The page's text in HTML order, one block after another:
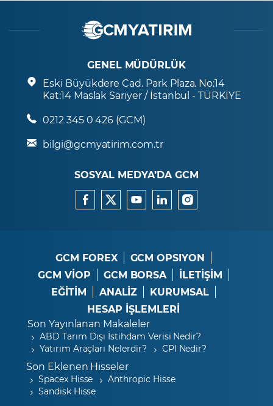
GENEL MÜDÜRLÜK
Eski Büyükdere Cad. Park Plaza. No:14
Kat:14 Maslak Sarıyer / İstanbul - TÜRKİYE
0212 345 0 426 (GCM)
bilgi@gcmyatirim.com.tr
SOSYAL MEDYA’DA GCM
GCM FOREX
GCM OPSIYON
GCM VİOP
GCM BORSA
İLETİŞİM
EĞİTİM
ANALİZ
KURUMSAL
HESAP İŞLEMLERİ
Son Yayınlanan Makaleler
ABD Tarım Dışı İstihdam Verisi Nedir?
Yatırım Araçları Nelerdir?
CPI Nedir?
Son Eklenen Hisseler
Spacex Hisse
Anthropic Hisse
Sandisk Hisse